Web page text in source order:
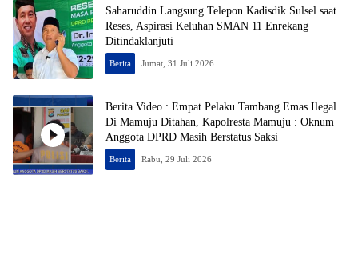
Saharuddin Langsung Telepon Kadisdik Sulsel saat
Reses, Aspirasi Keluhan SMAN 11 Enrekang
Ditindaklanjuti
Berita Jumat, 31 Juli 2026
Berita Video : Empat Pelaku Tambang Emas Ilegal
Di Mamuju Ditahan, Kapolresta Mamuju : Oknum
Anggota DPRD Masih Berstatus Saksi
Berita Rabu, 29 Juli 2026